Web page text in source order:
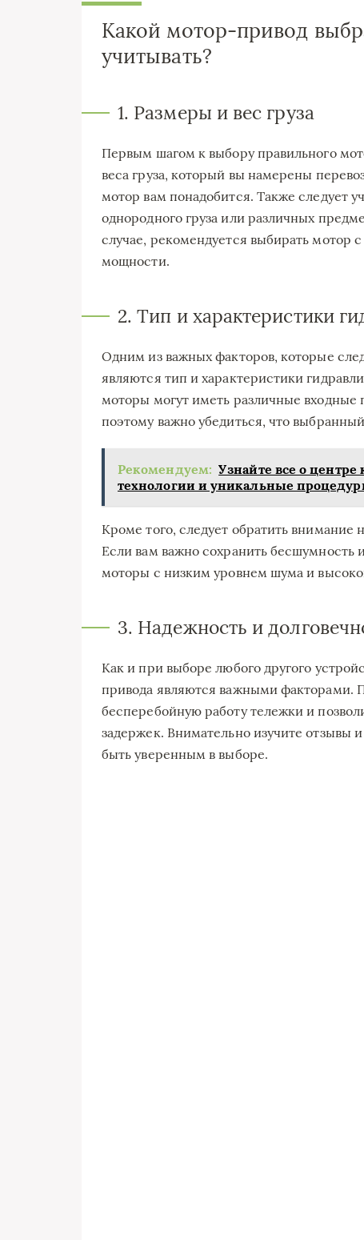
Какой мотор-привод
учитывать?
1. Размеры и вес груза
Первым шагом к выбору правильного
веса груза, который вы намерены
мотор вам понадобится. Также следует
однородного груза или различных
случае, рекомендуется выбирать мотор
мощности.
2. Тип и характеристики
Одним из важных факторов, которые
являются тип и характеристики
моторы могут иметь различные
поэтому важно убедиться, что
Рекомендуем: Узнайте все о
технологии и уникальные
Кроме того, следует обратить внимание
Если вам важно сохранить бесшумность
моторы с низким уровнем шума и
3. Надежность и
Как и при выборе любого другого
привода являются важными факторами.
бесперебойную работу тележки и
задержек. Внимательно изучите отзывы
быть уверенным в выборе.